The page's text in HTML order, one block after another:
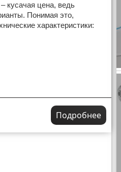
кусачая цена, ведь
Понимая это,
характеристики:
Подробнее